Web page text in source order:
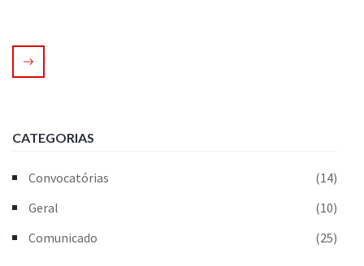
CATEGORIAS
Convocatórias
(14)
Geral
(10)
Comunicado
(25)